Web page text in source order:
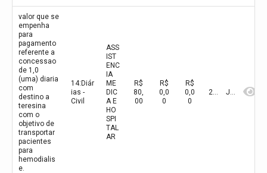
valor que se
empenha
para
pagamento
referente a
concessao
de 1,0
(uma) diaria
com
destino a
teresina
com o
objetivo de
transportar
pacientes
para
hemodialis
e.
14:Diár
ias -
Civil
ASS
IST
ENC
IA
ME
DIC
A E
HO
SPI
TAL
AR
R$
80,
00
R$
0,0
0
R$
0,0
0
2026 Junho